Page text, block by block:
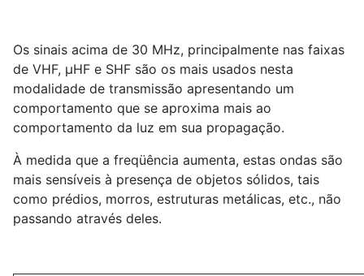
Os sinais acima de 30 MHz, principalmente nas faixas
de VHF, µHF e SHF são os mais usados nesta
modalidade de transmissão apresentando um
comportamento que se aproxima mais ao
comportamento da luz em sua propagação.
À medida que a freqüência aumenta, estas ondas são
mais sensíveis à presença de objetos sólidos, tais
como prédios, morros, estruturas metálicas, etc., não
passando através deles.